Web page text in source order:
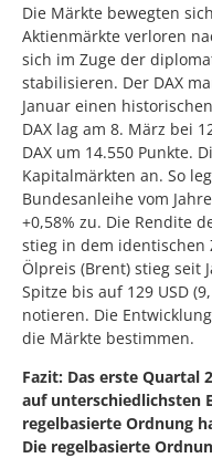
Die Märkte bewegten
Aktienmärkte verloren
sich im Zuge der
stabilisieren. Der DAX
Januar einen
DAX lag am 8. März bei
DAX um 14.550 Punkte.
Kapitalmärkten an. So
Bundesanleihe vom
+0,58% zu. Die Rendite
stieg in dem identischen
Ölpreis (Brent) stieg seit
Spitze bis auf 129 USD
notieren. Die
die Märkte bestimmen.
Fazit: Das erste Quartal
auf unterschiedlichsten
regelbasierte Ordnung
Die regelbasierte